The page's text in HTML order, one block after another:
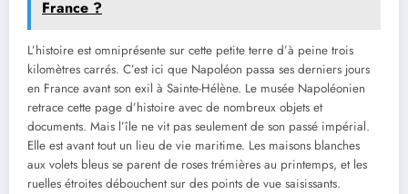
France ?
L’histoire est omniprésente sur cette petite terre d’à peine trois
kilomètres carrés. C’est ici que Napoléon passa ses derniers jours
en France avant son exil à Sainte-Hélène. Le musée Napoléonien
retrace cette page d’histoire avec de nombreux objets et
documents. Mais l’île ne vit pas seulement de son passé impérial.
Elle est avant tout un lieu de vie maritime. Les maisons blanches
aux volets bleus se parent de roses trémières au printemps, et les
ruelles étroites débouchent sur des points de vue saisissants.